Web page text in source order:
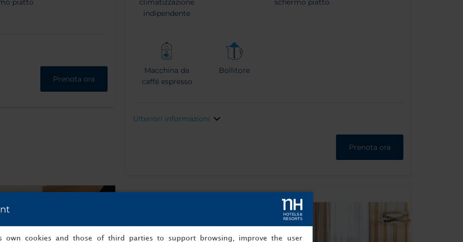
piatto
Prenota ora
climatizzazione
indipendente
schermo piatto
Macchina da
caffé espresso
Bollitore
Ulteriori informazioni
Prenota ora
own cookies and those of third parties to support browsing, improve the user